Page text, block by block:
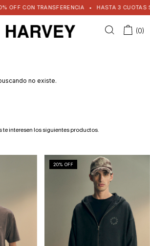
OFF CON TRANSFERENCIA • HASTA 3 CUOTAS
(0)
no existe.
te interesen los siguientes productos.
20% OFF